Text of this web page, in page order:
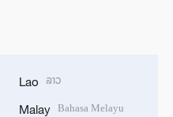
Lao ລາວ
Malay Bahasa Melayu